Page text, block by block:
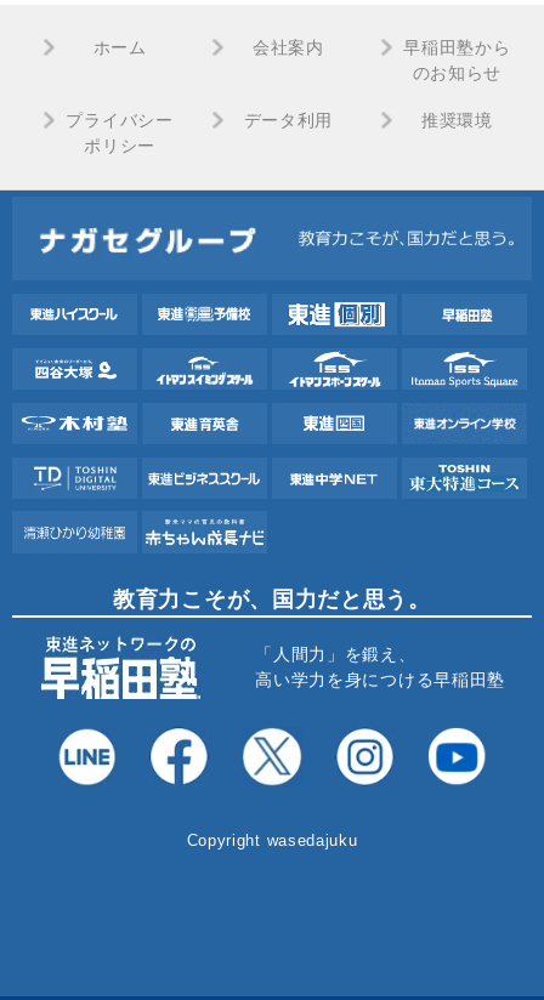
ホーム 会社案内
早稲田塾から
のお知らせ
プライバシー
ポリシー
データ利用 推奨環境
教育力こそが、国力だと思う。
「人間力」を鍛え、
高い学力を身につける早稲田塾
Copyright wasedajuku